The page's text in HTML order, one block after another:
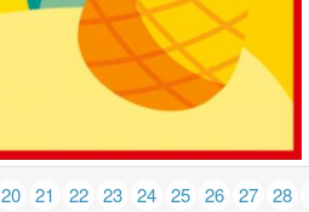
20 21 22 23 24 25 26 27 28